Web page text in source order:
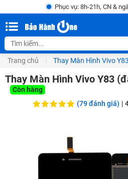
Phục vụ: 8h-21h, CN &
Trang chủ Thay Màn Hình Vivo
Thay Màn Hình Vivo Y83
Còn hàng
(79 đánh giá) |